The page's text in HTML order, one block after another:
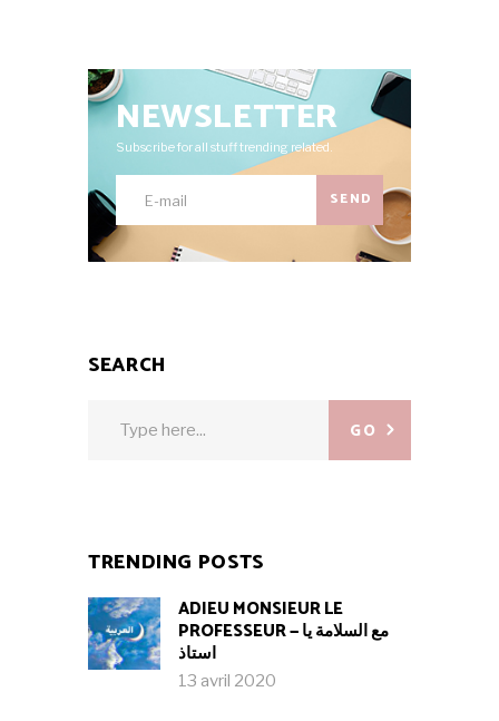
NEWSLETTER
Subscribe for all stuff trending related.
SEND
SEARCH
GO
TRENDING POSTS
ADIEU MONSIEUR LE
PROFESSEUR — مع السلامة يا
استاذ
13 avril 2020